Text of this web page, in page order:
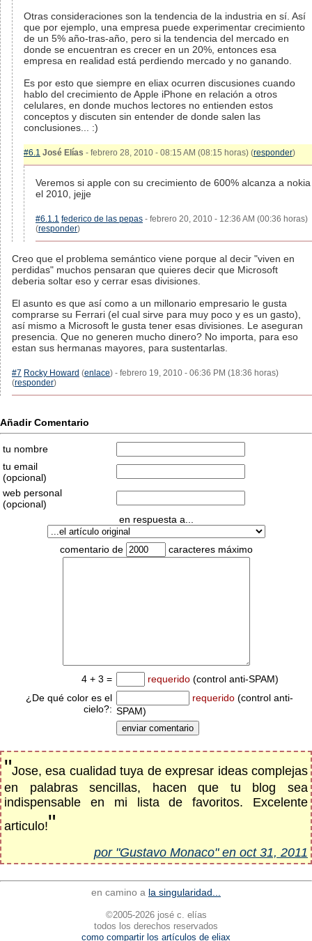
Otras consideraciones son la tendencia de la industria en sí. Así
que por ejemplo, una empresa puede experimentar crecimiento
de un 5% año-tras-año, pero si la tendencia del mercado en
donde se encuentran es crecer en un 20%, entonces esa
empresa en realidad está perdiendo mercado y no ganando.
Es por esto que siempre en eliax ocurren discusiones cuando
hablo del crecimiento de Apple iPhone en relación a otros
celulares, en donde muchos lectores no entienden estos
conceptos y discuten sin entender de donde salen las
conclusiones... :)
#6.1 José Elías - febrero 28, 2010 - 08:15 AM (08:15 horas) (responder)
Veremos si apple con su crecimiento de 600% alcanza a nokia
el 2010, jejje
#6.1.1 federico de las pepas - febrero 20, 2010 - 12:36 AM (00:36 horas)
(responder)
Creo que el problema semántico viene porque al decir "viven en
perdidas" muchos pensaran que quieres decir que Microsoft
deberia soltar eso y cerrar esas divisiones.
El asunto es que así como a un millonario empresario le gusta
comprarse su Ferrari (el cual sirve para muy poco y es un gasto),
así mismo a Microsoft le gusta tener esas divisiones. Le aseguran
presencia. Que no generen mucho dinero? No importa, para eso
estan sus hermanas mayores, para sustentarlas.
#7 Rocky Howard (enlace) - febrero 19, 2010 - 06:36 PM (18:36 horas)
(responder)
Añadir Comentario
tu nombre
tu email
(opcional)
web personal
(opcional)
en respuesta a...
comentario de caracteres máximo
4 + 3 = requerido (control anti-SPAM)
¿De qué color es el
cielo?:
requerido (control anti-
SPAM)
"Jose, esa cualidad tuya de expresar ideas complejas
en palabras sencillas, hacen que tu blog sea
indispensable en mi lista de favoritos. Excelente
articulo!"
por "Gustavo Monaco" en oct 31, 2011
en camino a la singularidad...
©2005-2026 josé c. elías
todos los derechos reservados
como compartir los artículos de eliax